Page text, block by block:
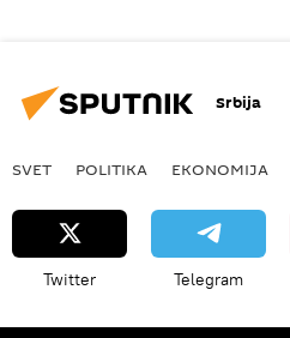
Srbija
SVET POLITIKA EKONOMIJA
Twitter Telegram